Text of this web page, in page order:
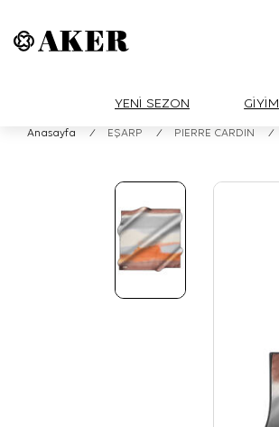
YENİ SEZON GİYİM
Anasayfa / EŞARP / PIERRE CARDIN /